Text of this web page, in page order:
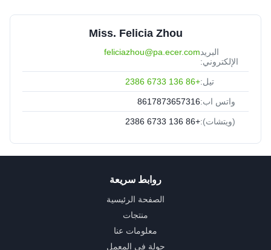
Miss. Felicia Zhou
البريد
الإلكتروني:
feliciazhou@pa.ecer.com
تيل:+86 136 6733 2386
واتس اب:8617873657316
(ويتشات):+86 136 6733 2386
روابط سريعة
الصفحة الرئيسية
منتجات
معلومات عنا
جولة في المعمل